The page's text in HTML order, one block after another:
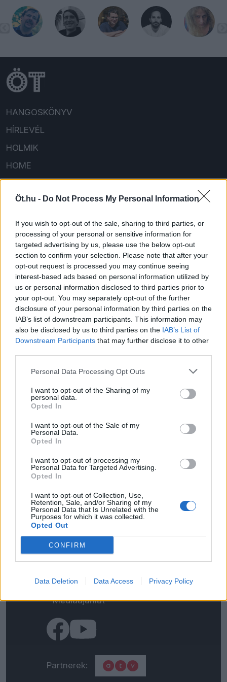
Öt.hu - Do Not Process My Personal Information
If you wish to opt-out of the sale, sharing to third parties, or
processing of your personal or sensitive information for
targeted advertising by us, please use the below opt-out
section to confirm your selection. Please note that after your
opt-out request is processed you may continue seeing
interest-based ads based on personal information utilized by
us or personal information disclosed to third parties prior to
your opt-out. You may separately opt-out of the further
disclosure of your personal information by third parties on the
IAB’s list of downstream participants. This information may
also be disclosed by us to third parties on the IAB’s List of
Downstream Participants that may further disclose it to other
Personal Data Processing Opt Outs
I want to opt-out of the Sharing of my
personal data.
Opted In
I want to opt-out of the Sale of my
Personal Data.
Opted In
I want to opt-out of processing my
Personal Data for Targeted Advertising.
Opted In
I want to opt-out of Collection, Use,
Retention, Sale, and/or Sharing of my
Personal Data that Is Unrelated with the
Purposes for which it was collected.
Opted Out
CONFIRM
Data Deletion Data Access Privacy Policy
HANGOSKÖNYV
HÍRLEVÉL
HOLMIK
HOME
ÖT Hetvenegy farkas
Hetvenegy farkas
NÉMETH RÓBERT
„Alkotóként az feladatom, hogy
megmutassak különböző oldalakat és
nézőpontokat” – interjú Breier Ádám
filmrendező-íróval
Első játékfilmje, a Lefkovicsék gyászolnak
nagy sikert aratott, most pedig egy sok
jelentkezett Breier Ádám. Generációk
kapcsolatáról, a nők és a férfiak lelkéről,
elrendezendő dolgokról, metoo-ról és
feminizmusról is beszélgettünk.
Kapcsolat
Impresszum
Általános adatkezelési
Médiaajánlat
Partnerek: